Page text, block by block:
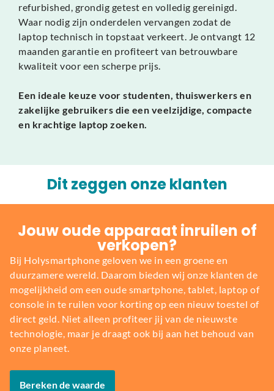
refurbished, grondig getest en volledig gereinigd.
Waar nodig zijn onderdelen vervangen zodat de
laptop technisch in topstaat verkeert. Je ontvangt 12
maanden garantie en profiteert van betrouwbare
kwaliteit voor een scherpe prijs.
Een ideale keuze voor studenten, thuiswerkers en
zakelijke gebruikers die een veelzijdige, compacte
en krachtige laptop zoeken.
Dit zeggen onze klanten
Jouw oude apparaat inruilen of
verkopen?
Bij Holysmartphone geloven we in een groene en
duurzamere wereld. Daarom bieden wij onze klanten de
mogelijkheid om een oude smartphone, tablet, laptop of
console in te ruilen voor korting op een nieuw toestel of
direct geld. Niet alleen profiteer jij van de nieuwste
technologie, maar je draagt ook bij aan het behoud van
onze planeet.
Bereken de waarde